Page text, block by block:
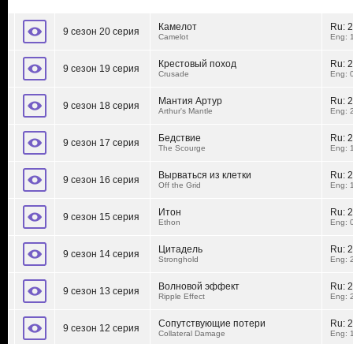
9 сезон 20 серия Камелот
Camelot
Ru:
Eng:
9 сезон 19 серия Крестовый поход
Crusade
Ru:
Eng:
9 сезон 18 серия Мантия Артур
Arthur's Mantle
Ru:
Eng:
9 сезон 17 серия Бедствие
The Scourge
Ru:
Eng:
9 сезон 16 серия Вырваться из клетки
Off the Grid
Ru:
Eng:
9 сезон 15 серия Итон
Ethon
Ru:
Eng:
9 сезон 14 серия Цитадель
Stronghold
Ru:
Eng:
9 сезон 13 серия Волновой эффект
Ripple Effect
Ru:
Eng:
9 сезон 12 серия Сопутствующие потери
Collateral Damage
Ru:
Eng: